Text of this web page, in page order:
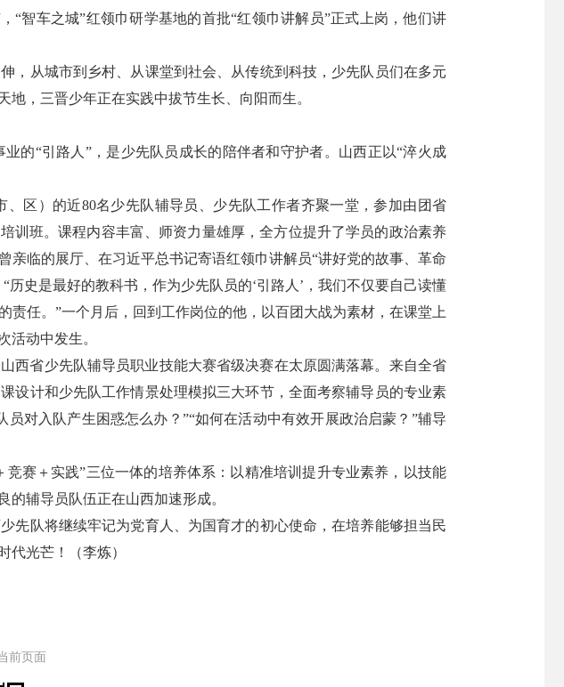
“智车之城”红领巾研学基地的首批“红领巾讲解员”正式上岗，他们讲
，从城市到乡村、从课堂到社会、从传统到科技，少先队员们在多元
，三晋少年正在实践中拔节生长、向阳而生。
的“引路人”，是少先队员成长的陪伴者和守护者。山西正以“淬火成
区）的近80名少先队辅导员、少先队工作者齐聚一堂，参加由团省
训班。课程内容丰富、师资力量雄厚，全方位提升了学员的政治素养
临的展厅、在习近平总书记寄语红领巾讲解员“讲好党的故事、革命
史是最好的教科书，作为少先队员的‘引路人’，我们不仅要自己读懂
任。”一个月后，回到工作岗位的他，以百团大战为素材，在课堂上
活动中发生。
西省少先队辅导员职业技能大赛省级决赛在太原圆满落幕。来自全省
设计和少先队工作情景处理模拟三大环节，全面考察辅导员的专业素
对入队产生困惑怎么办？”“如何在活动中有效开展政治启蒙？”辅导
赛＋实践”三位一体的培养体系：以精准培训提升专业素养，以技能
辅导员队伍正在山西加速形成。
先队将继续牢记为党育人、为国育才的初心使命，在培养能够担当民
代光芒！（李炼）
前页面